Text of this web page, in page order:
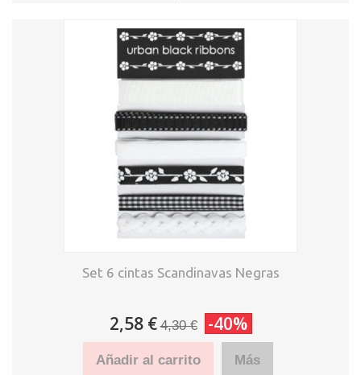
Set 6 cintas Scandinavas Negras
2,58 € 4,30 € -40%
Añadir al carrito Más